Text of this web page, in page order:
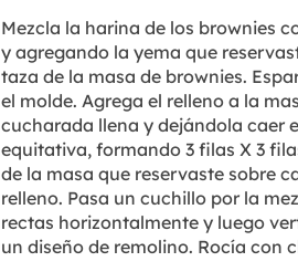
Mezcla la harina de los brownies
y agregando la yema que
taza de la masa de brownies.
el molde. Agrega el relleno a la
cucharada llena y dejándola caer
equitativa, formando 3 filas X 3
de la masa que reservaste sobre
relleno. Pasa un cuchillo por la
rectas horizontalmente y luego
un diseño de remolino. Rocía con